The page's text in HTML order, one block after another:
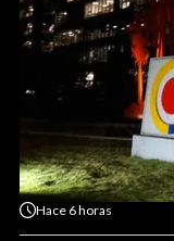
Hace 6 horas